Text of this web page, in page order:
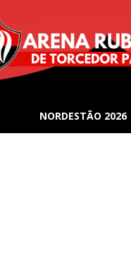
NORDESTÃO 2026